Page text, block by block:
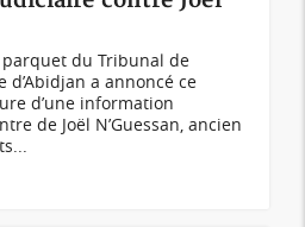
parquet du Tribunal de
d’Abidjan a annoncé ce
d’une information
de Joël N’Guessan, ancien